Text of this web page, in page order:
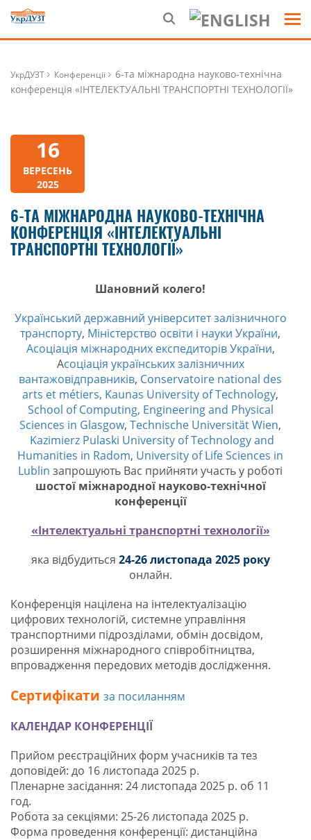
УкрДУЗТ Конференції
6-та міжнародна науково-технічна
конференція «ІНТЕЛЕКТУАЛЬНІ ТРАНСПОРТНІ ТЕХНОЛОГІЇ»
16
ВЕРЕСЕНЬ
2025
6-ТА МІЖНАРОДНА НАУКОВО-ТЕХНІЧНА
КОНФЕРЕНЦІЯ «ІНТЕЛЕКТУАЛЬНІ
ТРАНСПОРТНІ ТЕХНОЛОГІЇ»
Шановний колего!
Український державний університет залізничного
транспорту, Міністерство освіти і науки України,
Асоціація міжнародних експедиторів України,
Асоціація українських залізничних
вантажовідправників, Conservatoire national des
arts et métiers, Kaunas University of Technology,
School of Computing, Engineering and Physical
Sciences in Glasgow, Technische UniversitätWien,
Kazimierz Pulaski University of Technology and
Humanities in Radom, University of LifeSciences in
Lublin запрошують Вас прийняти участь у роботі
шостої міжнародної науково-технічної
конференції
«Інтелектуальні транспортні технології»
яка відбудиться 24-26 листопада 2025 року
онлайн.
Конференція націлена на інтелектуалізацію
цифрових технологій, системне управління
транспортними підрозділами, обмін досвідом,
розширення міжнародного співробітництва,
впровадження передових методів дослідження.
Сертифікати за посиланням
КАЛЕНДАР КОНФЕРЕНЦІЇ
Прийом реєстраційних форм учасників та тез
доповідей: до 16 листопада 2025 р.
Пленарне засідання: 24 листопада 2025 р. об 11
год.
Робота за секціями: 25-26 листопада 2025 р.
Форма проведення конференції: дистанційна